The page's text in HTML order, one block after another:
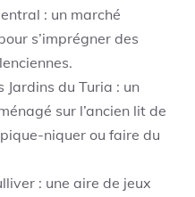
: un marché
s’imprégner des
Jardins du Turia : un
sur l’ancien lit de
niquer ou faire du
: une aire de jeux